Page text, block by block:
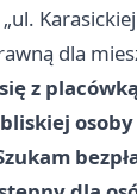
dla
z
osoby